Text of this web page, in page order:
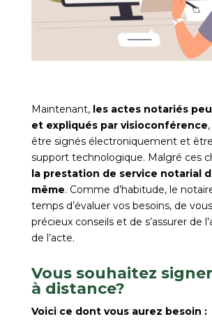
Maintenant, les actes notariés
et expliqués par visioconférence
être signés électroniquement et
support technologique. Malgré ces
la prestation de service notarial
même. Comme d’habitude, le
temps d’évaluer vos besoins, de
précieux conseils et de s’assurer de
de l’acte.
Vous souhaitez
à distance?
Voici ce dont vous aurez besoin :